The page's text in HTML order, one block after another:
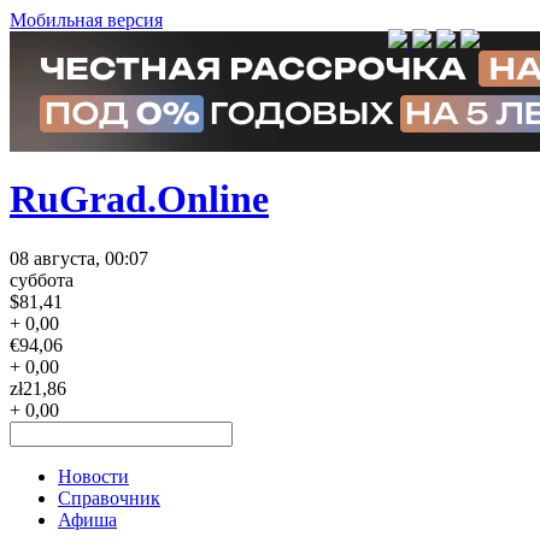
Мобильная версия
RuGrad.Online
08 августа, 00:07
суббота
$81,41
+ 0,00
€94,06
+ 0,00
zł21,86
+ 0,00
Новости
Справочник
Афиша